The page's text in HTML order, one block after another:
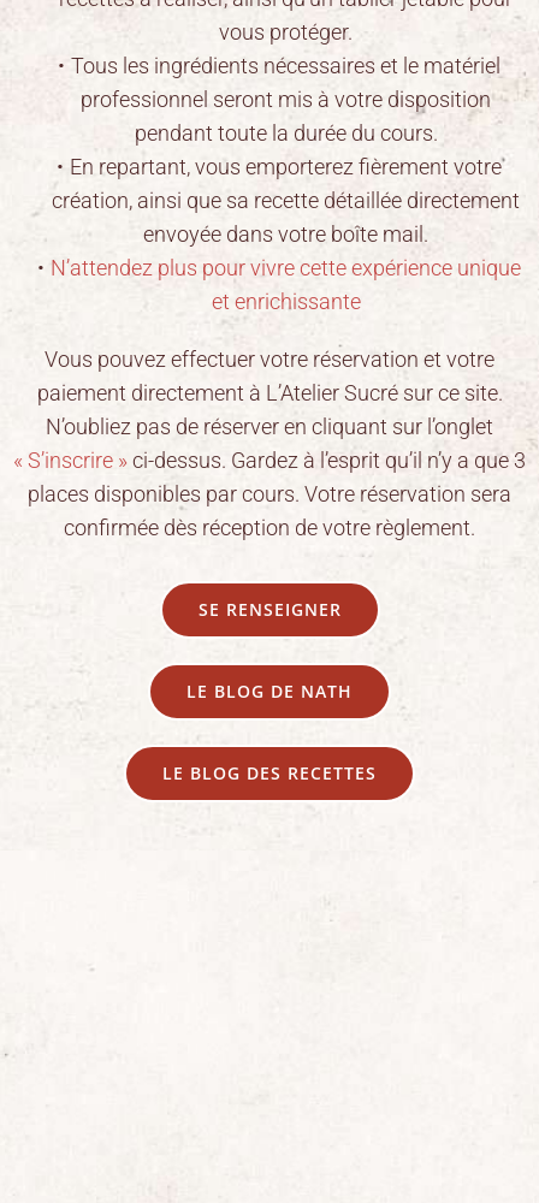
vous protéger.
Tous les ingrédients nécessaires et le matériel
professionnel seront mis à votre disposition
pendant toute la durée du cours.
En repartant, vous emporterez fièrement votre
création, ainsi que sa recette détaillée directement
envoyée dans votre boîte mail.
N’attendez plus pour vivre cette expérience unique
et enrichissante
Vous pouvez effectuer votre réservation et votre
paiement directement à L’Atelier Sucré sur ce site.
N’oubliez pas de réserver en cliquant sur l’onglet
« S’inscrire »ci-dessus. Gardez à l’esprit qu’il n’y a que 3
places disponibles par cours. Votre réservation sera
confirmée dès réception de votre règlement.
SE RENSEIGNER
LE BLOG DE NATH
LE BLOG DES RECETTES